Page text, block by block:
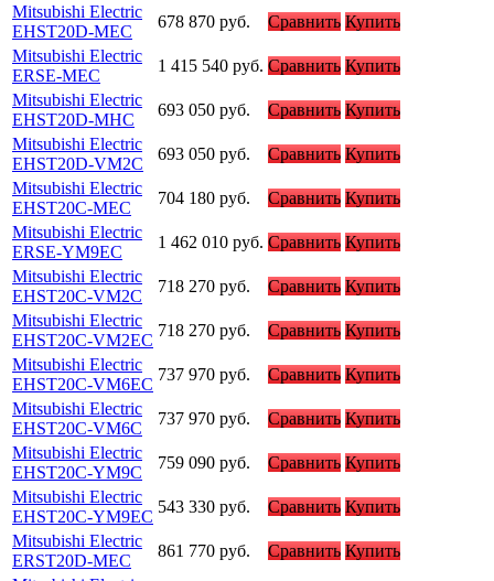
Mitsubishi Electric
EHST20D-MEC
678 870 руб. Сравнить Купить
Mitsubishi Electric
ERSE-MEC
1 415 540 руб. Сравнить Купить
Mitsubishi Electric
EHST20D-MHC
693 050 руб. Сравнить Купить
Mitsubishi Electric
EHST20D-VM2C
693 050 руб. Сравнить Купить
Mitsubishi Electric
EHST20C-MEC
704 180 руб. Сравнить Купить
Mitsubishi Electric
ERSE-YM9EC
1 462 010 руб. Сравнить Купить
Mitsubishi Electric
EHST20C-VM2C
718 270 руб. Сравнить Купить
Mitsubishi Electric
EHST20C-VM2EC
718 270 руб. Сравнить Купить
Mitsubishi Electric
EHST20C-VM6EC
737 970 руб. Сравнить Купить
Mitsubishi Electric
EHST20C-VM6C
737 970 руб. Сравнить Купить
Mitsubishi Electric
EHST20C-YM9C
759 090 руб. Сравнить Купить
Mitsubishi Electric
EHST20C-YM9EC
543 330 руб. Сравнить Купить
Mitsubishi Electric
ERST20D-MEC
861 770 руб. Сравнить Купить